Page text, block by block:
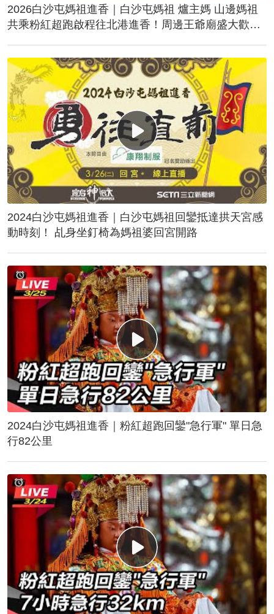
2026白沙屯媽祖進香｜白沙屯媽祖 爐主媽 山邊媽祖
共乘粉紅超跑啟程往北港進香！周邊王爺廟盛大歡
2024白沙屯媽祖進香｜白沙屯媽祖回鑾抵達拱天宮感
動時刻！ 乩身坐釘椅為媽祖婆回宮開路
2024白沙屯媽祖進香｜粉紅超跑回鑾"急行軍" 單日急
行82公里